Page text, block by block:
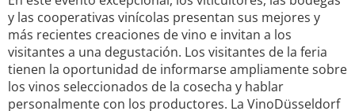
y las cooperativas vinícolas presentan sus mejores y
más recientes creaciones de vino e invitan a los
visitantes a una degustación. Los visitantes de la feria
tienen la oportunidad de informarse ampliamente sobre
los vinos seleccionados de la cosecha y hablar
personalmente con los productores. La VinoDüsseldorf